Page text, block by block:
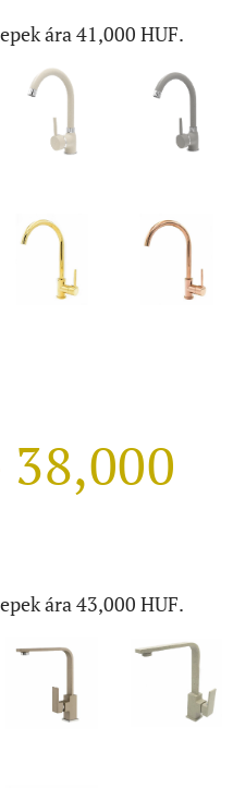
ára 41,000 HUF.
38,000
ára 43,000 HUF.